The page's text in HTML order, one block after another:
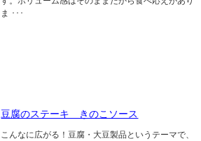
ま ･･･
豆腐のステーキ きのこソース
こんなに広がる！豆腐・大豆製品というテーマで、